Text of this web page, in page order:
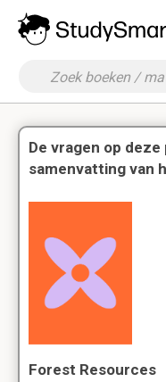
De vragen op
samenvatting van
Forest Resources